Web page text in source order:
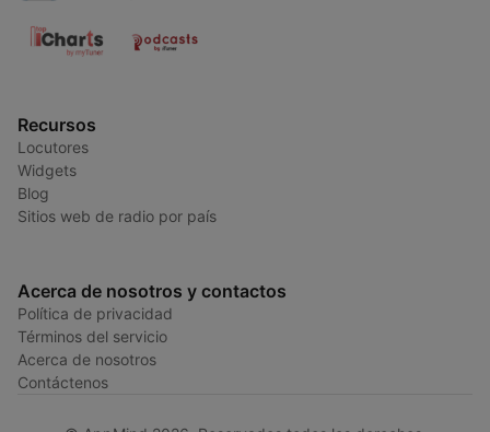
Recursos
Locutores
Widgets
Blog
Sitios web de radio por país
Acerca de nosotros y contactos
Política de privacidad
Términos del servicio
Acerca de nosotros
Contáctenos